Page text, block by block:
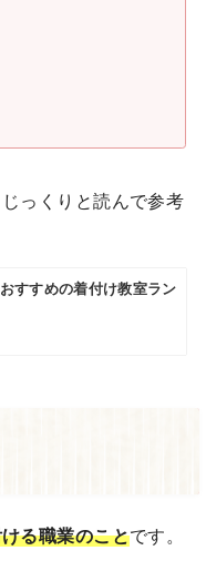
っくりと読んで参考
おすすめの着付け教室ラン
る職業のことです。